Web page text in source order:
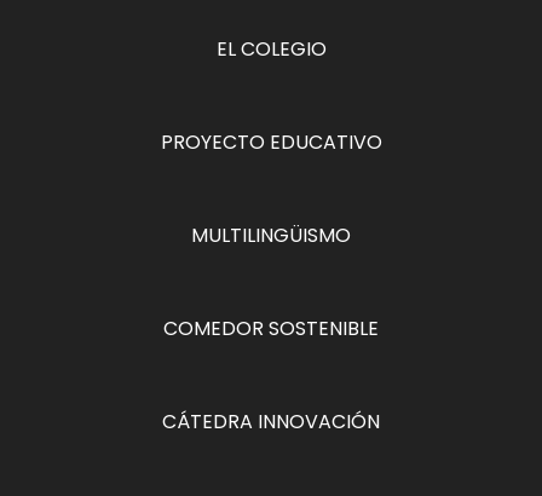
EL COLEGIO
PROYECTO EDUCATIVO
MULTILINGÜISMO
COMEDOR SOSTENIBLE
CÁTEDRA INNOVACIÓN